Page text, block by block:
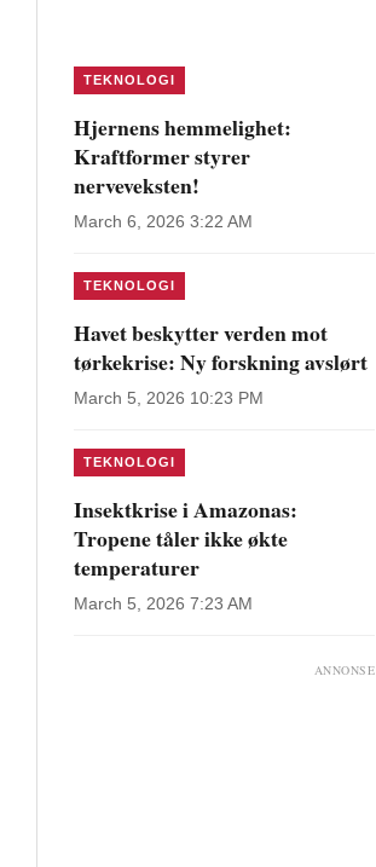
TEKNOLOGI
Hjernens hemmelighet:
Kraftformer styrer
nerveveksten!
March 6, 2026 3:22 AM
TEKNOLOGI
Havet beskytter verden mot
tørkekrise: Ny forskning avslørt
March 5, 2026 10:23 PM
TEKNOLOGI
Insektkrise i Amazonas:
Tropene tåler ikke økte
temperaturer
March 5, 2026 7:23 AM
ANNONSE